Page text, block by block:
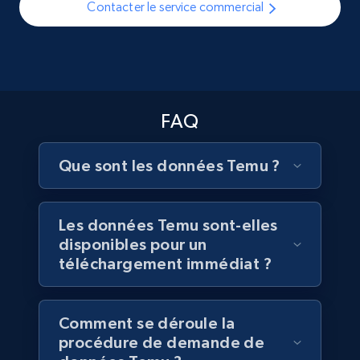
Social media
8.1K+ 714+ Buy Now
Amazon Reviews
URL, Product name, Product rating, Product
rating object, Product rating max, Rating,
Author name, Asin, and more.
Contacter le service commercial
FAQ
Que sont les données Temu ?
Les données Temu sont-elles
disponibles pour un
téléchargement immédiat ?
Comment se déroule la
procédure de demande de